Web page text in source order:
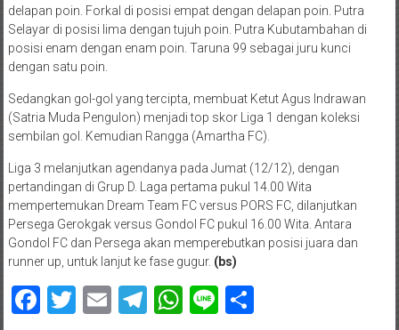
delapan poin. Forkal di posisi empat dengan delapan poin. Putra
Selayar di posisi lima dengan tujuh poin. Putra Kubutambahan di
posisi enam dengan enam poin. Taruna 99 sebagai juru kunci
dengan satu poin.
Sedangkan gol-gol yang tercipta, membuat Ketut Agus Indrawan
(Satria Muda Pengulon) menjadi top skor Liga 1 dengan koleksi
sembilan gol. Kemudian Rangga (Amartha FC).
Liga 3 melanjutkan agendanya pada Jumat (12/12), dengan
pertandingan di Grup D. Laga pertama pukul 14.00 Wita
mempertemukan Dream Team FC versus PORS FC, dilanjutkan
Persega Gerokgak versus Gondol FC pukul 16.00 Wita. Antara
Gondol FC dan Persega akan memperebutkan posisi juara dan
runner up, untuk lanjut ke fase gugur. (bs)
Facebook
Twitter
EmailTelegram
WhatsApp
LineShare